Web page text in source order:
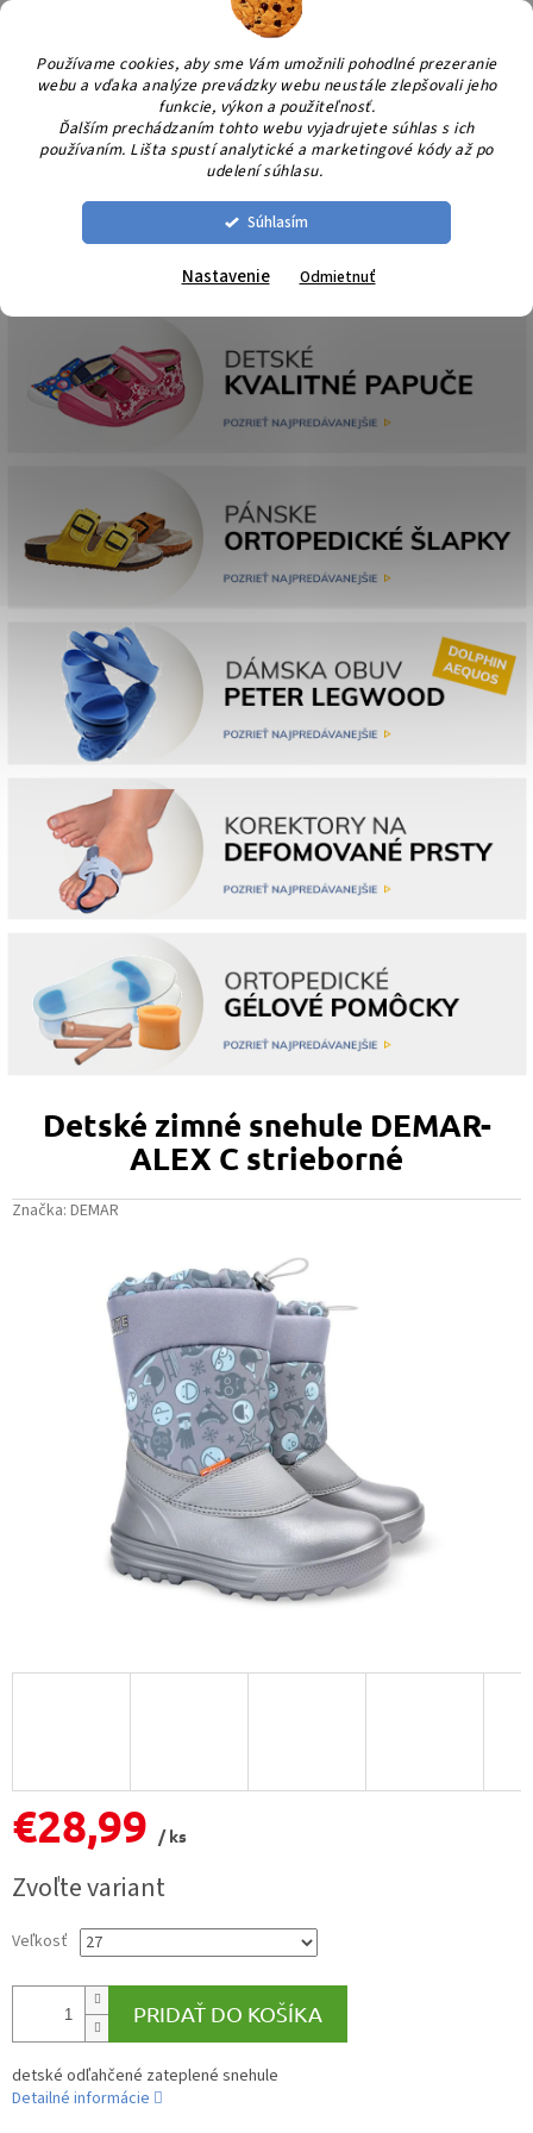
Používame cookies, aby sme Vám umožnili pohodlné prezeranie
webu a vďaka analýze prevádzky webu neustále zlepšovali jeho
funkcie, výkon a použiteľnosť.
Ďalším prechádzaním tohto webu vyjadrujete súhlas s ich
používaním. Lišta spustí analytické a marketingové kódy až po
udelení súhlasu.
Súhlasím
Nastavenie Odmietnuť
Prejsť
obsah
Detské zimné snehule DEMAR-
ALEX C strieborné
Značka: DEMAR
€28,99
/ ks
cena:
Zvoľte variant
Veľkosť
PRIDAŤ DO KOŠÍKA
detské odľahčené zateplené snehule
Detailné informácie